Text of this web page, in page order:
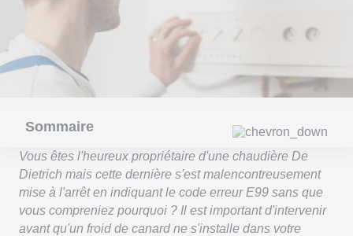
Sommaire
Vous êtes l'heureux propriétaire d'une chaudière De
Dietrich mais cette dernière s'est malencontreusement
mise à l'arrêt en indiquant le code erreur E99 sans que
vous compreniez pourquoi ? Il est important d'intervenir
avant qu'un froid de canard ne s'installe dans votre